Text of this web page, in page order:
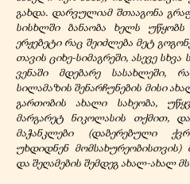
გახდა. დარვულიამ შთააგონა
სისხლში ბანაობა ხელს უწყობს
ერჟებეტი რაც შეიძლება მეტ
თავის ციხე-სიმაგრეში, ასევე
ვენაში მდებარე სასახლეში,
სილამაზის შენარჩუნების მისი
გართობის ახალი სახეობა,
მარგარეტ ნიკოლასის თქმით,
მაჭანკლები (დაბერებული
უხდიდნენ
და შეღამების შემდეგ ახალ-ახალ